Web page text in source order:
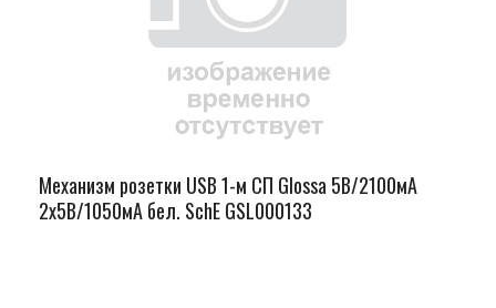
Механизм розетки USB 1-м СП Glossa 5В/2100мА
2х5В/1050мА бел. SchE GSL000133